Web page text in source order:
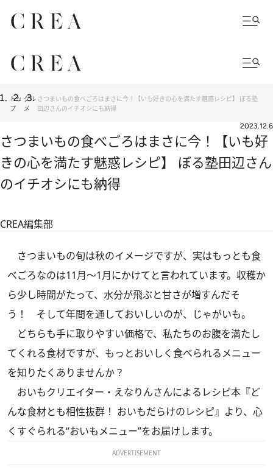
トッ
プ
グル
メ
さつまいもの食べごろはまさに今！【いも好きの心を満たす魅惑レシピ】 ぼる塾
田辺さんのイチオシにも納得
2023.12.6
さつまいもの食べごろはまさに今！【いも好
きの心を満たす魅惑レシピ】 ぼる塾田辺さん
のイチオシにも納得
CREA編集部
さつまいもの旬は秋のイメージですが、実はもっとも食
べごろなのは11月～1月にかけてと言われています。収穫か
ら少し時間がたって、水分が飛ぶと甘さが増すんだそ
う！ そして年間を通しておいしいのが、じゃがいも。
どちらも手に取りやすい価格で、私たちのお腹を満たし
てくれる食材ですが、もっとおいしく食べられるメニュー
を知りたくありませんか？
おいもクリエイター・えなりんさんによるレシピ本 『ど
んな食材とも相性抜群！ おいもだらけのレシピ』 より、心
くすぐられる“おいもメニュー”をお届けします。
ADVERTISEMENT